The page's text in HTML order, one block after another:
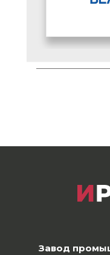
Завод